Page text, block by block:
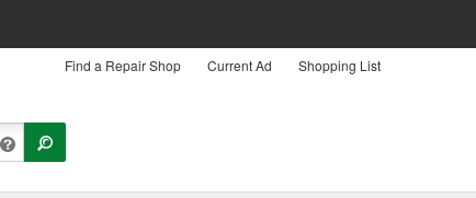
Find a Repair Shop Current Ad Shopping List